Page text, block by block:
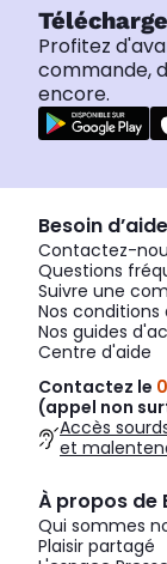
Profitez
commande,
encore.
Besoin
Contactez-
Questions
Suivre une
Nos conditions
Nos guides
Centre d'aide
Contactez le
(appel non
Accès
et
À propos de
Qui sommes
Plaisir partagé